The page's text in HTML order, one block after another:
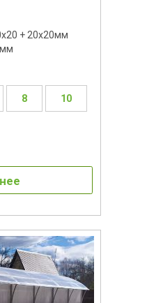
+ 20х20мм
8 10